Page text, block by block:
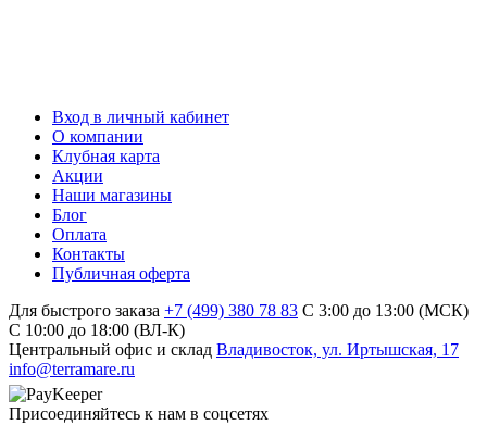
Вход в личный кабинет
О компании
Клубная карта
Акции
Наши магазины
Блог
Оплата
Контакты
Публичная оферта
Для быстрого заказа +7 (499) 380 78 83 С 3:00 до 13:00 (МСК)
C 10:00 до 18:00 (ВЛ-К)
Центральный офис и склад Владивосток, ул. Иртышская, 17
info@terramare.ru
Присоединяйтесь к нам в соцсетях